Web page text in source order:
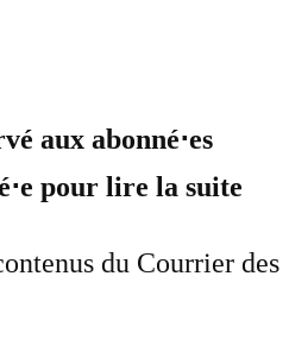
aux abonné⋅es
pour lire la suite
du Courrier des